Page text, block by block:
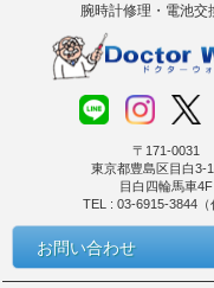
腕時計修理・電池交
〒171-0031
東京都豊島区目白3-
目白四輪馬車4F
TEL : 03-6915-3844（
お問い合わせ